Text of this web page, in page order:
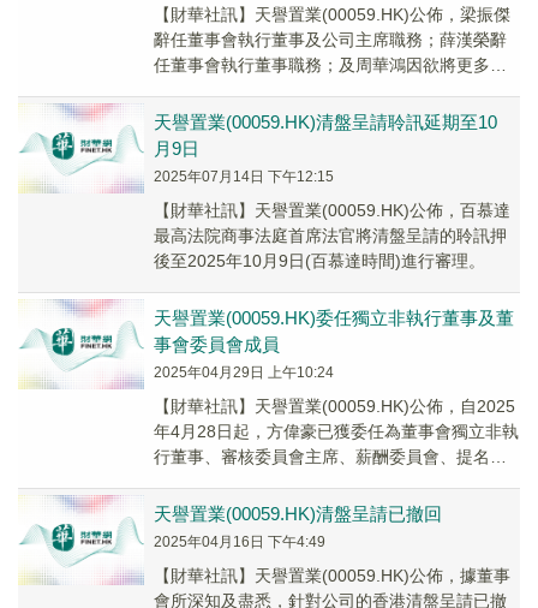
【財華社訊】天譽置業(00059.HK)公佈，梁振傑
辭任董事會執行董事及公司主席職務；薛漢榮辭
任董事會執行董事職務；及周華鴻因欲將更多時
上...
天譽置業(00059.HK)清盤呈請聆訊延期至10
月9日
2025年07月14日 下午12:15
【財華社訊】天譽置業(00059.HK)公佈，百慕達
最高法院商事法庭首席法官將清盤呈請的聆訊押
後至2025年10月9日(百慕達時間)進行審理。
天譽置業(00059.HK)委任獨立非執行董事及董
事會委員會成員
2025年04月29日 上午10:24
【財華社訊】天譽置業(00059.HK)公佈，自2025
年4月28日起，方偉豪已獲委任為董事會獨立非執
行董事、審核委員會主席、薪酬委員會、提名委
天譽置業(00059.HK)清盤呈請已撤回
2025年04月16日 下午4:49
【財華社訊】天譽置業(00059.HK)公佈，據董事
會所深知及盡悉，針對公司的香港清盤呈請已撤